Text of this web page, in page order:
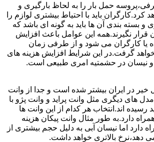
حمل بار را به لحاظ بارگیری و
باید با احتیاط بیشتری لوازم را
و بسته بندی آن ها باید به گونه ای باشد که
نگیرند.همه این عوامل باعث افزایش
یا کارگران می شود و از طرفی زمان
خواهد گرفت.در این شرایط افزایش هزینه های
و نیسان در حشمتیه امری طبیعی است.
خیر در ایران بیشتر شده است و جدا از وانت
های دیگری مثل وانت پراید و وانت پژو با
رسیده اند.انتخاب هر کدام از این وانت ها
دارد.به طور مثال وانت پیکان هزینه
دارد اما نیسان آبی به دلیل حجم بیشتری از
دهد،نرخ بالاتری خواهد داشت.